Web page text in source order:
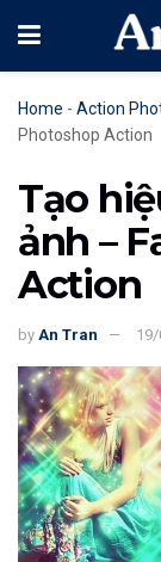
Home - Action
Photoshop Action
Tạo
ảnh –
Action
by An Tran